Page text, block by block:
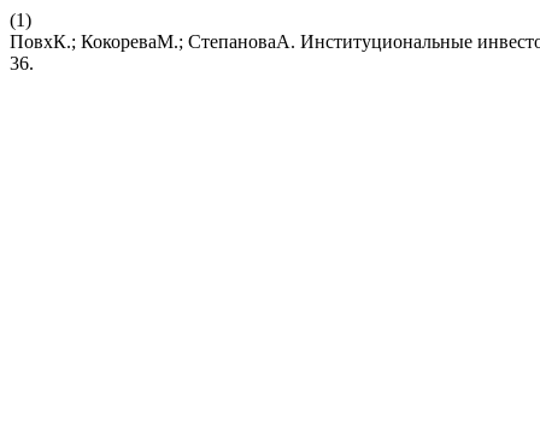
(1)
ПовхК.; КокореваМ.; СтепановаА. Институциональные
36.